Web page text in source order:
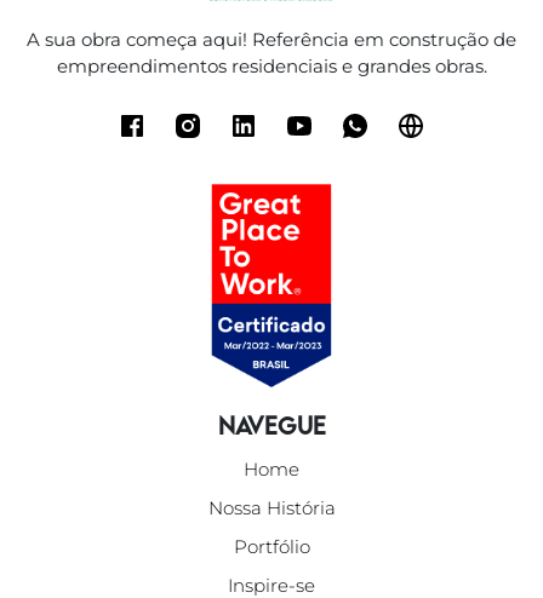
A sua obra começa aqui! Referência em construção de
empreendimentos residenciais e grandes obras.
Navegue
Home
Nossa História
Portfólio
Inspire-se